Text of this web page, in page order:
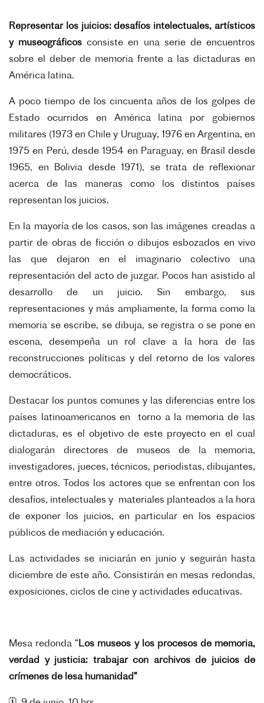
Representar los juicios: desafíos intelectuales, artísticos
y museográficos consiste en una serie de encuentros
sobre el deber de memoria frente a las dictaduras en
América latina.
A poco tiempo de los cincuenta años de los golpes de
Estado ocurridos en América latina por gobiernos
militares (1973 en Chile y Uruguay, 1976 en Argentina, en
1975 en Perú, desde 1954 en Paraguay, en Brasil desde
1965, en Bolivia desde 1971), se trata de reflexionar
acerca de las maneras como los distintos países
representan los juicios.
En la mayoría de los casos, son las imágenes creadas a
partir de obras de ficción o dibujos esbozados en vivo
las que dejaron en el imaginario colectivo una
representación del acto de juzgar. Pocos han asistido al
desarrollo de un juicio. Sin embargo, sus
representaciones y más ampliamente, la forma como la
memoria se escribe, se dibuja, se registra o se pone en
escena, desempeña un rol clave a la hora de las
reconstrucciones políticas y del retorno de los valores
democráticos.
Destacar los puntos comunes y las diferencias entre los
países latinoamericanos en torno a la memoria de las
dictaduras, es el objetivo de este proyecto en el cual
dialogarán directores de museos de la memoria,
investigadores, jueces, técnicos, periodistas, dibujantes,
entre otros. Todos los actores que se enfrentan con los
desafíos, intelectuales y materiales planteados a la hora
de exponer los juicios, en particular en los espacios
públicos de mediación y educación.
Las actividades se iniciarán en junio y seguirán hasta
diciembre de este año. Consistirán en mesas redondas,
exposiciones, ciclos de cine y actividades educativas.
Mesa redonda “ Los museos y los procesos de memoria,
verdad y justicia: trabajar con archivos de juicios de
crímenes de lesa humanidad”